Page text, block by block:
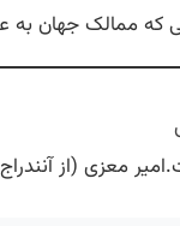
ممالک جهان به
معزی (از